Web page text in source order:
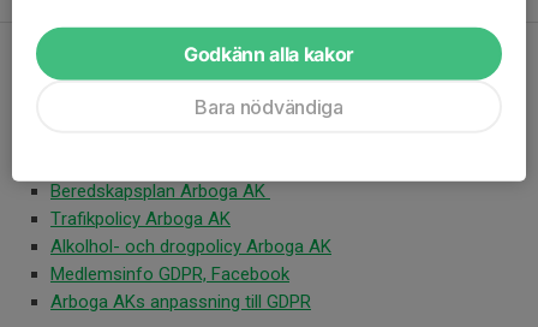
Styrdokument
Här hittar ni föreningens styrdokument:
Beredskapsplan Arboga AK
Trafikpolicy Arboga AK
Alkolhol- och drogpolicy Arboga AK
Medlemsinfo GDPR, Facebook
Arboga AKs anpassning till GDPR
Godkänn alla kakor
Bara nödvändiga